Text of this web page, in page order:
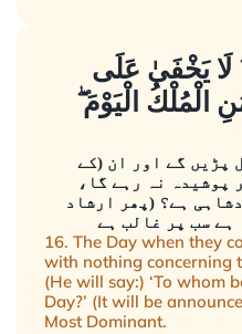
لَا يَخْفَىٰ عَلَى
الْمُلْكُ الْيَوْمَ
پڑیں گے اور ان (کے
پوشیدہ نہ رہے گا،
ہے؟ (پھر ارشاد
ہے سب پر غالب ہے
16. The Day when they
with nothing concerning
(He will say:) ‘To whom
Day?’ (It will be
Most Dominant.